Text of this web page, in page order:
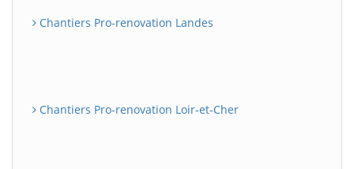
Chantiers Pro-renovation Landes
Chantiers Pro-renovation Loir-et-Cher